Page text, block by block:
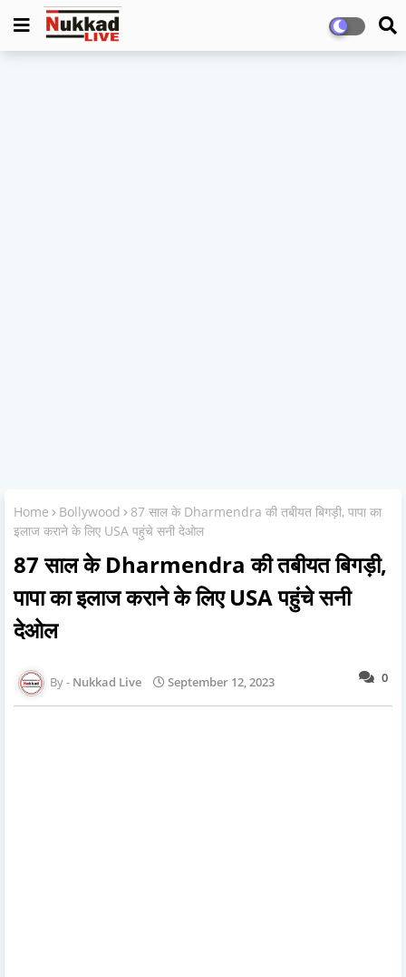
Home Bollywood
87 साल के Dharmendra की तबीयत बिगड़ी, पापा का
इलाज कराने के लिए USA पहुंचे सनी देओल
87 साल के Dharmendra की तबीयत बिगड़ी,
पापा का इलाज कराने के लिए USA पहुंचे सनी
देओल
0
Nukkad Live September 12, 2023